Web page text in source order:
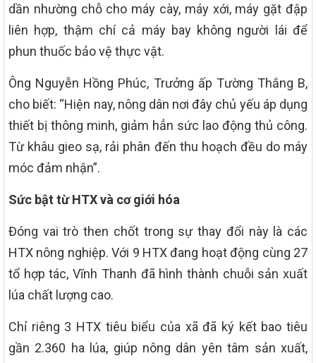
dần nhường chỗ cho máy cày, máy xới, máy gặt đập
liên hợp, thậm chí cả máy bay không người lái để
phun thuốc bảo vệ thực vật.
Ông Nguyễn Hồng Phúc, Trưởng ấp Tường Thắng B,
cho biết: “Hiện nay, nông dân nơi đây chủ yếu áp dụng
thiết bị thông minh, giảm hẳn sức lao động thủ công.
Từ khâu gieo sạ, rải phân đến thu hoạch đều do máy
móc đảm nhận”.
Sức bật từ HTX và cơ giới hóa
Đóng vai trò then chốt trong sự thay đổi này là các
HTX nông nghiệp. Với 9 HTX đang hoạt động cùng 27
tổ hợp tác, Vĩnh Thanh đã hình thành chuỗi sản xuất
lúa chất lượng cao.
Chỉ riêng 3 HTX tiêu biểu của xã đã ký kết bao tiêu
gần 2.360 ha lúa, giúp nông dân yên tâm sản xuất,